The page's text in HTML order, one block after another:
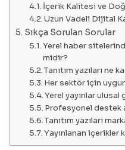
İçerik Kalitesi ve
Uzun Vadeli Dijital
Sıkça Sorulan Sorular
Yerel haber
midir?
Tanıtım yazıları
Her sektör için
Yerel yayınlar ulusal
Profesyonel destek
Tanıtım yazıları
Yayınlanan içerikler